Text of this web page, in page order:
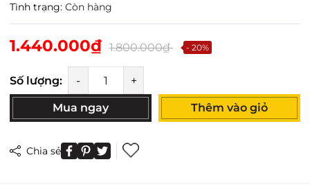
Tình trạng: Còn hàng
1.440.000₫ 1.800.000₫ - 20%
Số lượng: - +
Mua ngay Thêm vào giỏ
Chia sẻ